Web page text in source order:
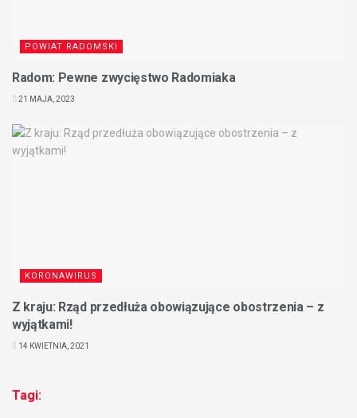
POWIAT RADOMSKI
Radom: Pewne zwycięstwo Radomiaka
21 MAJA, 2023
KORONAWIRUS
Z kraju: Rząd przedłuża obowiązujące obostrzenia – z
wyjątkami!
14 KWIETNIA, 2021
Tagi: